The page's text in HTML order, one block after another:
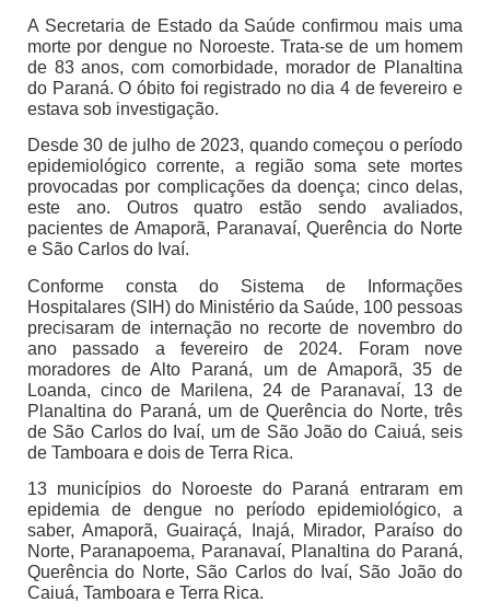
A Secretaria de Estado da Saúde confirmou mais uma
morte por dengue no Noroeste. Trata-se de um homem
de 83 anos, com comorbidade, morador de Planaltina
do Paraná. O óbito foi registrado no dia 4 de fevereiro e
estava sob investigação.
Desde 30 de julho de 2023, quando começou o período
epidemiológico corrente, a região soma sete mortes
provocadas por complicações da doença; cinco delas,
este ano. Outros quatro estão sendo avaliados,
pacientes de Amaporã, Paranavaí, Querência do Norte
e São Carlos do Ivaí.
Conforme consta do Sistema de Informações
Hospitalares (SIH) do Ministério da Saúde, 100 pessoas
precisaram de internação no recorte de novembro do
ano passado a fevereiro de 2024. Foram nove
moradores de Alto Paraná, um de Amaporã, 35 de
Loanda, cinco de Marilena, 24 de Paranavaí, 13 de
Planaltina do Paraná, um de Querência do Norte, três
de São Carlos do Ivaí, um de São João do Caiuá, seis
de Tamboara e dois de Terra Rica.
13 municípios do Noroeste do Paraná entraram em
epidemia de dengue no período epidemiológico, a
saber, Amaporã, Guairaçá, Inajá, Mirador, Paraíso do
Norte, Paranapoema, Paranavaí, Planaltina do Paraná,
Querência do Norte, São Carlos do Ivaí, São João do
Caiuá, Tamboara e Terra Rica.